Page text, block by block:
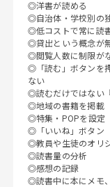
◎洋書が読める
◎自治体・学校別の
◎低コストで常に読
◎貸出という概念が
◎閲覧人数に制限が
◎「読む」ボタンを
ない
◎読むだけではない
◎地域の書籍を掲載
◎特集・POPを設定
◎「いいね」ボタン
◎教員や生徒のオリ
◎読書量の分析
◎感想の記録
◎読書中に本にメモ